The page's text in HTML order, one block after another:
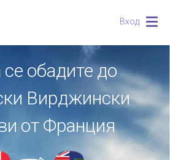
Вход
се обадите до
Вирджински
от Франция